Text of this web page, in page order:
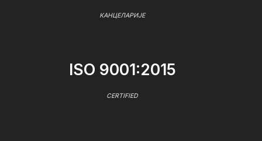
КАНЦЕЛАРИЈЕ
ISO 9001:2015
CERTIFIED